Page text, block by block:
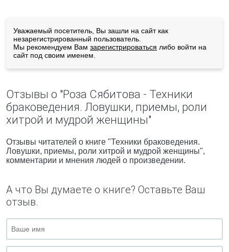
Уважаемый посетитель, Вы зашли на сайт как
незарегистрированный пользователь.
Мы рекомендуем Вам зарегистрироваться либо войти на
сайт под своим именем.
Отзывы о "Роза Сябитова - Техники
браковедения. Ловушки, приемы, роли
хитрой и мудрой женщины"
Отзывы читателей о книге "Техники браковедения.
Ловушки, приемы, роли хитрой и мудрой женщины",
комментарии и мнения людей о произведении.
А что Вы думаете о книге? Оставьте Ваш
отзыв.